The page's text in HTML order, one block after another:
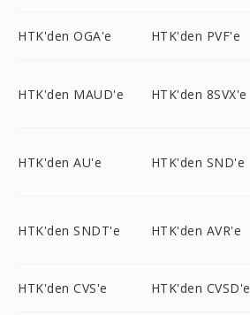
HTK'den OGA'e HTK'den PVF'e
HTK'den MAUD'e HTK'den 8SVX'e
HTK'den AU'e HTK'den SND'e
HTK'den SNDT'e HTK'den AVR'e
HTK'den CVS'e HTK'den CVSD'e